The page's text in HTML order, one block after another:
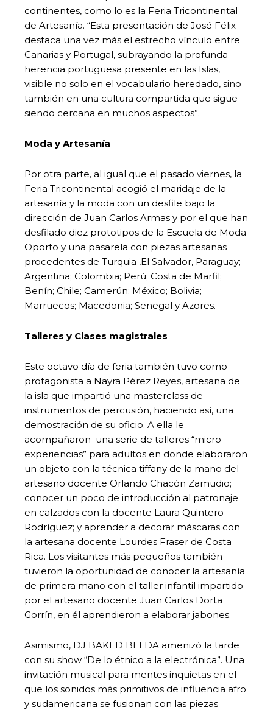
continentes, como lo es la Feria Tricontinental
de Artesanía. “Esta presentación de José Félix
destaca una vez más el estrecho vínculo entre
Canarias y Portugal, subrayando la profunda
herencia portuguesa presente en las Islas,
visible no solo en el vocabulario heredado, sino
también en una cultura compartida que sigue
siendo cercana en muchos aspectos”.
Moda y Artesanía
Por otra parte, al igual que el pasado viernes, la
Feria Tricontinental acogió el maridaje de la
artesanía y la moda con un desfile bajo la
dirección de Juan Carlos Armas y por el que han
desfilado diez prototipos de la Escuela de Moda
Oporto y una pasarela con piezas artesanas
procedentes de Turquia ,El Salvador, Paraguay;
Argentina; Colombia; Perú; Costa de Marfil;
Benín; Chile; Camerún; México; Bolivia;
Marruecos; Macedonia; Senegal y Azores.
Talleres y Clases magistrales
Este octavo día de feria también tuvo como
protagonista a Nayra Pérez Reyes, artesana de
la isla que impartió una masterclass de
instrumentos de percusión, haciendo así, una
demostración de su oficio. A ella le
acompañaron una serie de talleres “micro
experiencias” para adultos en donde elaboraron
un objeto con la técnica tiffany de la mano del
artesano docente Orlando Chacón Zamudio;
conocer un poco de introducción al patronaje
en calzados con la docente Laura Quintero
Rodríguez; y aprender a decorar máscaras con
la artesana docente Lourdes Fraser de Costa
Rica. Los visitantes más pequeños también
tuvieron la oportunidad de conocer la artesanía
de primera mano con el taller infantil impartido
por el artesano docente Juan Carlos Dorta
Gorrín, en él aprendieron a elaborar jabones.
Asimismo, DJ BAKED BELDA amenizó la tarde
con su show “De lo étnico a la electrónica”. Una
invitación musical para mentes inquietas en el
que los sonidos más primitivos de influencia afro
y sudamericana se fusionan con las piezas